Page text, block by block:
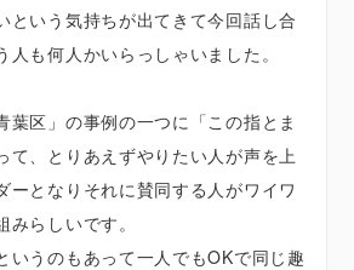
という気持ちが出てきて今回話し合
人も何人かいらっしゃいました。
葉区」の事例の一つに「この指とま
て、とりあえずやりたい人が声を上
ーとなりそれに賛同する人がワイワ
らしいです。
いうのもあって一人でもOKで同じ趣